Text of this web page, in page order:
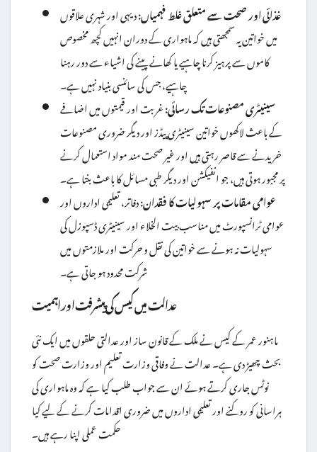
غذائی اور صحت سے متعلق غلط فہمیاں:دیہی اور شہری علاقوں
میں خواتین یہ سمجھتی ہیں کہ ماہواری کے دوران انہیں کچھ مخصوص
کاموں سے پرہیز کرنا چاہیے یا کھانے پینے کی اشیاء سے دور رہنا
چاہیے، جس کی سائنسی بنیاد نہیں ہے۔
سینیٹری مصنوعات تک رسائی:غربت اور قیمتوں میں اضافے
کے باعث لاکھوں خواتین سینیٹری پیڈز اور دیگر ضروری مصنوعات
خریدنے سے قاصر رہتی ہیں اور غیر صحت مند مواد استعمال کرنے
پر مجبور ہوتی ہیں، جو انفیکشن اور دیگر طبی مسائل کا باعث بنتا ہے۔
عوامی مقامات پر سہولیات کا فقدان:دفاتر، تعلیمی اداروں اور
عوامی ٹرانسپورٹ میں مناسب بیت الخلاء اور سینیٹری ڈسپوزل کی
سہولیات نہ ہونے سے خواتین کی نقل و حرکت اور ملازمتوں میں
شرکت محدود ہو جاتی ہے۔
عدالت میں کیس کی پیشرفت اور اہمیت
ماہنور عمر کے کیس نے ملک کے قانون ساز اور عدالتی حلقوں میں ایک نئی
بحث چھیڑ دی ہے۔ عدالت نے وفاقی وزارت تعلیم اور وزارت صحت کو
نوٹس جاری کرتے ہوئے ان سے جواب طلب کیا ہے کہ وہ ماہواری کی
ہراسانی کو روکنے اور تعلیمی اداروں میں ضروری اقدامات کرنے کے لیے کیا
حکمت عملی اپنا رہے ہیں۔